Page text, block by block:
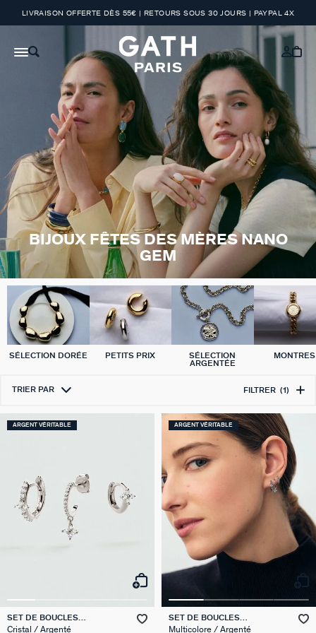
LIVRAISON OFFERTE DÈS 55€ | RETOURS SOUS 30 JOURS | PAYPAL 4X
BIJOUX FÊTES DES MÈRES NANO
GEM
SÉLECTION DORÉE PETITS PRIX
SÉLECTION
ARGENTÉE
MONTRES
TRIER PAR FILTRER (1)
ARGENT VÉRITABLE
SET DE BOUCLES
D'OREILLES BELOVED MIX &
Cristal / Argenté
ARGENT VÉRITABLE
SET DE BOUCLES
D'OREILLES BELOVED MIX &
Multicolore / Argenté